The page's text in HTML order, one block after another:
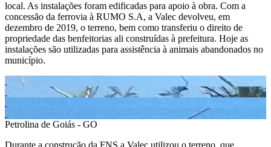
local. As instalações foram edificadas para apoio à obra. Com a
concessão da ferrovia à RUMO S.A, a Valec devolveu, em
dezembro de 2019, o terreno, bem como transferiu o direito de
propriedade das benfeitorias ali construídas à prefeitura. Hoje as
instalações são utilizadas para assistência à animais abandonados no
município.
Petrolina de Goiás - GO
Durante a construção da FNS a Valec utilizou o terreno, que